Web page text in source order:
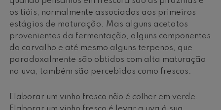
os tióis, normalmente associados aos primeiros
estágios de maturação. Mas alguns acetatos
provenientes da fermentação, alguns componentes
do carvalho e até mesmo alguns terpenos, que
paradoxalmente são obtidos com alta maturação
na uva, também são percebidos como frescos.
Elaborar um vinho fresco não é colher em verde.